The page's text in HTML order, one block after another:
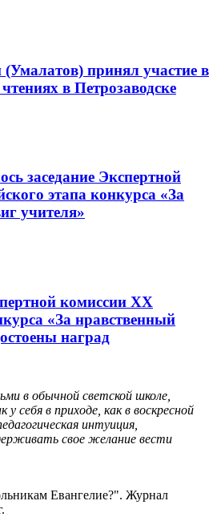
принял участие в
в Петрозаводске
заседание Экспертной
этапа конкурса «За
учителя»
комиссии XX
«За нравственный
наград
в обычной светской школе,
себя в приходе, как в воскресной
интуиция,
свое желание вести
Евангелие?". Журнал